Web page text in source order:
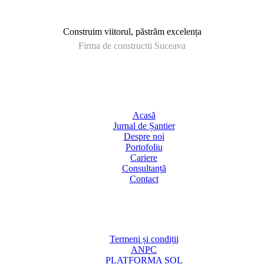
Construim viitorul, păstrăm excelența
Firma de constructii Suceava
Acasă
Jurnal de Șantier
Despre noi
Portofoliu
Cariere
Consultanță
Contact
Termeni și condiții
ANPC
PLATFORMA SOL